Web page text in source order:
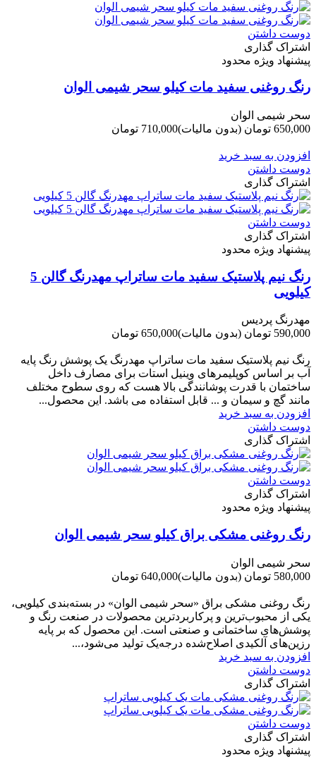
دوست داشتن
اشتراک گذاری
پیشنهاد ویژه محدود
رنگ روغنی سفید مات کیلو سحر شیمی الوان
سحر شیمی الوان
650,000 تومان
(بدون مالیات)710,000 تومان
افزودن به سبد خرید
دوست داشتن
اشتراک گذاری
دوست داشتن
اشتراک گذاری
پیشنهاد ویژه محدود
رنگ نیم پلاستیک سفید مات ساتراپ مهدرنگ گالن 5
کیلویی
مهدرنگ پردیس
590,000 تومان
(بدون مالیات)650,000 تومان
رنگ نیم پلاستیک سفید مات ساتراپ مهدرنگ یک پوشش رنگ پایه
آب بر اساس کوپلیمرهای وینیل استات برای مصارف داخل
ساختمان با قدرت پوشانندگی بالا هست که روی سطوح مختلف
مانند گچ و سیمان و ... قابل استفاده می باشد. این محصول...
افزودن به سبد خرید
دوست داشتن
اشتراک گذاری
دوست داشتن
اشتراک گذاری
پیشنهاد ویژه محدود
رنگ روغنی مشکی براق کیلو سحر شیمی الوان
سحر شیمی الوان
580,000 تومان
(بدون مالیات)640,000 تومان
رنگ روغنی مشکی براق «سحر شیمی الوان» در بسته‌بندی کیلویی،
یکی از محبوب‌ترین و پرکاربردترین محصولات در صنعت رنگ و
پوشش‌های ساختمانی و صنعتی است. این محصول که بر پایه
رزین‌های آلکیدی اصلاح‌شده درجه‌یک تولید می‌شود،...
افزودن به سبد خرید
دوست داشتن
اشتراک گذاری
دوست داشتن
اشتراک گذاری
پیشنهاد ویژه محدود